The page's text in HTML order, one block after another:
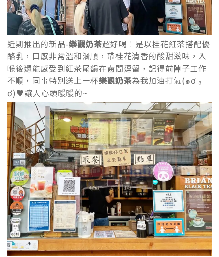
近期推出的新品-樂觀奶茶超好喝！是以桂花紅茶搭配優
酪乳，口感非常溫和滑順，帶桂花清香的酸甜滋味，入
喉後還能感受到紅茶尾韻在齒間逗留，記得前陣子工作
不順，同事特別送上一杯樂觀奶茶為我加油打氣(๑ơ ₃
ơ)♥讓人心頭暖暖的~